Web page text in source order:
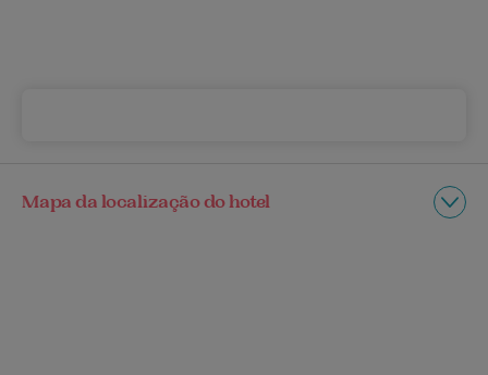
Mapa da localização do hotel